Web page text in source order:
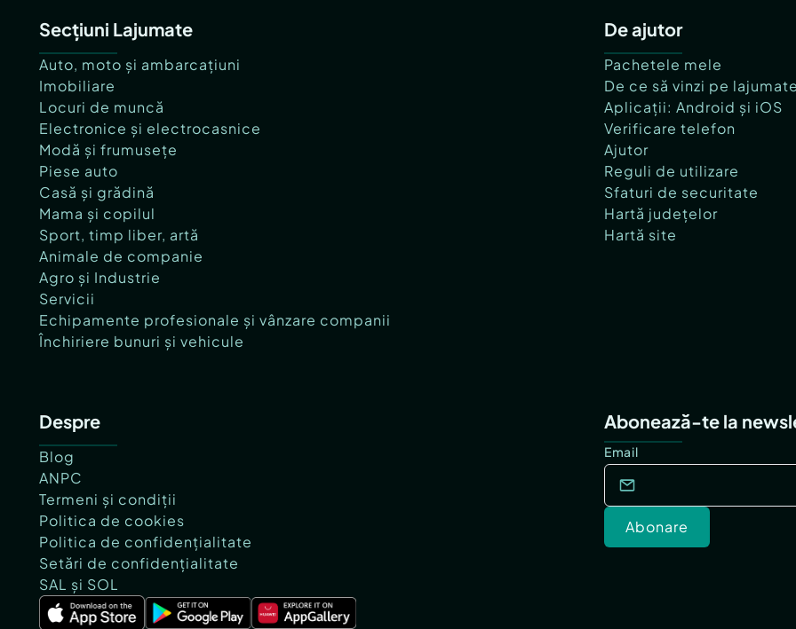
Secțiuni Lajumate
Auto, moto și ambarcațiuni
Imobiliare
Locuri de muncă
Electronice și electrocasnice
Modă și frumusețe
Piese auto
Casă și grădină
Mama și copilul
Sport, timp liber, artă
Animale de companie
Agro și Industrie
Servicii
Echipamente profesionale și vânzare companii
Închiriere bunuri și vehicule
De ajutor
Pachetele mele
De ce să vinzi pe
Aplicații: Android și iOS
Verificare telefon
Ajutor
Reguli de utilizare
Sfaturi de securitate
Hartă județelor
Hartă site
Despre
Blog
ANPC
Termeni și condiții
Politica de cookies
Politica de confidențialitate
Setări de confidențialitate
SAL și SOL
Abonează-te la
Email
Abonare